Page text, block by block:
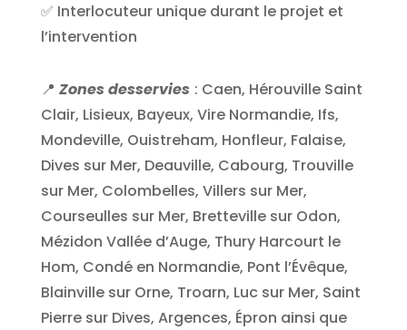
✅ Interlocuteur unique durant le projet et
l’intervention
📍 Zones desservies : Caen, Hérouville Saint
Clair, Lisieux, Bayeux, Vire Normandie, Ifs,
Mondeville, Ouistreham, Honfleur, Falaise,
Dives sur Mer, Deauville, Cabourg, Trouville
sur Mer, Colombelles, Villers sur Mer,
Courseulles sur Mer, Bretteville sur Odon,
Mézidon Vallée d’Auge, Thury Harcourt le
Hom, Condé en Normandie, Pont l’Évêque,
Blainville sur Orne, Troarn, Luc sur Mer, Saint
Pierre sur Dives, Argences, Épron ainsi que